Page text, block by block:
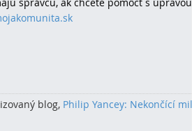
blog, Philip Yancey: Nekončící